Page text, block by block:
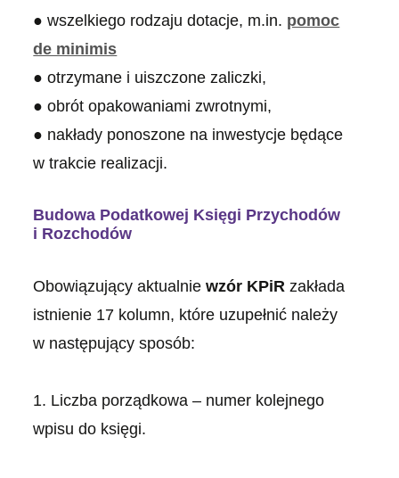
● wszelkiego rodzaju dotacje, m.in. pomoc
de minimis
● otrzymane i uiszczone zaliczki,
● obrót opakowaniami zwrotnymi,
● nakłady ponoszone na inwestycje będące
w trakcie realizacji.
Budowa Podatkowej Księgi Przychodów
i Rozchodów
Obowiązujący aktualniewzór KPiR zakłada
istnienie 17 kolumn, które uzupełnić należy
w następujący sposób:
1. Liczba porządkowa – numer kolejnego
wpisu do księgi.